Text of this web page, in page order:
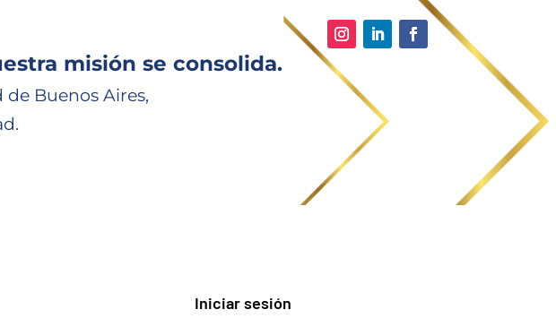
misión se consolida.
Buenos Aires,
Iniciar sesión